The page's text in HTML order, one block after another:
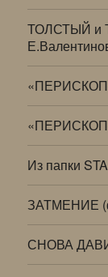
ТОЛСТЫЙ и
Из папки
ЗАТМЕНИЕ
СНОВА